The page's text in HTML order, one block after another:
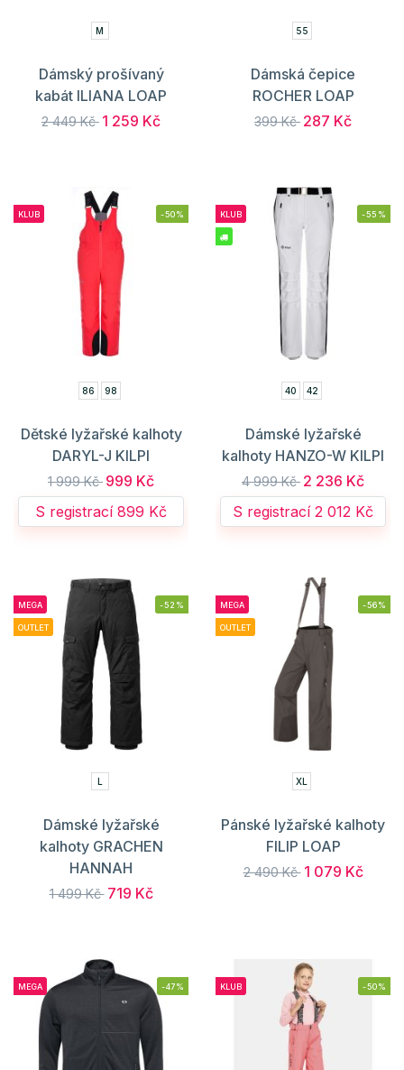
M
Dámský prošívaný
kabát ILIANA LOAP
2 449 Kč 1 259 Kč
55
Dámská čepice
ROCHER LOAP
399 Kč 287 Kč
KLUB -50%
86 98
Dětské lyžařské kalhoty
DARYL-J KILPI
1 999 Kč 999 Kč
S registrací 899 Kč
KLUB -55%
40 42
Dámské lyžařské
kalhoty HANZO-W KILPI
4 999 Kč 2 236 Kč
S registrací 2 012 Kč
MEGA
OUTLET
-52%
L
Dámské lyžařské
kalhoty GRACHEN
HANNAH
1 499 Kč 719 Kč
MEGA
OUTLET
-56%
XL
Pánské lyžařské kalhoty
FILIP LOAP
2 490 Kč 1 079 Kč
MEGA -47% KLUB -50%